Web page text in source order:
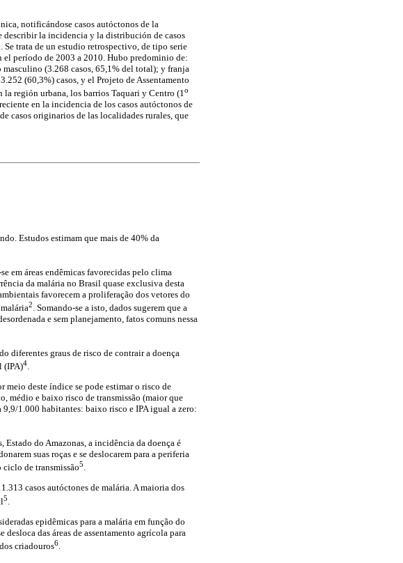
notificándose casos autóctonos de la
describir la incidencia y la distribución de casos
trata de un estudio retrospectivo, de tipo serie
el período de 2003 a 2010. Hubo predominio de:
(3.268 casos, 65,1% del total); y franja
(60,3%) casos, y el Projeto de Assentamento
región urbana, los barrios Taquari y Centro (1o
en la incidencia de los casos autóctonos de
casos originarios de las localidades rurales, que
Estudos estimam que mais de 40% da
em áreas endêmicas favorecidas pelo clima
da malária no Brasil quase exclusiva desta
favorecem a proliferação dos vetores do
2. Somando-se a isto, dados sugerem que a
e sem planejamento, fatos comuns nessa
diferentes graus de risco de contrair a doença
(IPA)4.
meio deste índice se pode estimar o risco de
médio e baixo risco de transmissão (maior que
1.000 habitantes: baixo risco e IPA igual a zero:
Estado do Amazonas, a incidência da doença é
suas roças e se deslocarem para a periferia
de transmissão5.
casos autóctones de malária. A maioria dos
5
epidêmicas para a malária em função do
das áreas de assentamento agrícola para
criadouros6.